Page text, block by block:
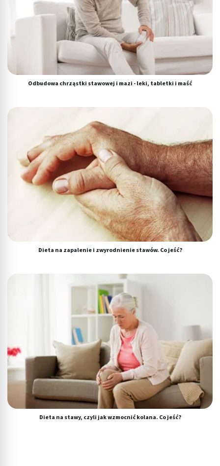
Odbudowa chrząstki stawowej i mazi - leki, tabletki i maść
Dieta na zapalenie i zwyrodnienie stawów. Co jeść?
Dieta na stawy, czyli jak wzmocnić kolana. Co jeść?